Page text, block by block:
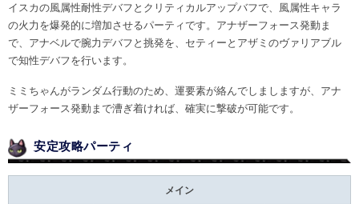
イスカの風属性耐性デバフとクリティカルアップバフで、風属性キャラ
の火力を爆発的に増加させるパーティです。アナザーフォース発動ま
で、アナベルで腕力デバフと挑発を、セティーとアザミのヴァリアブル
で知性デバフを行います。
ミミちゃんがランダム行動のため、運要素が絡んでしましますが、アナ
ザーフォース発動まで漕ぎ着ければ、確実に撃破が可能です。
安定攻略パーティ
メイン